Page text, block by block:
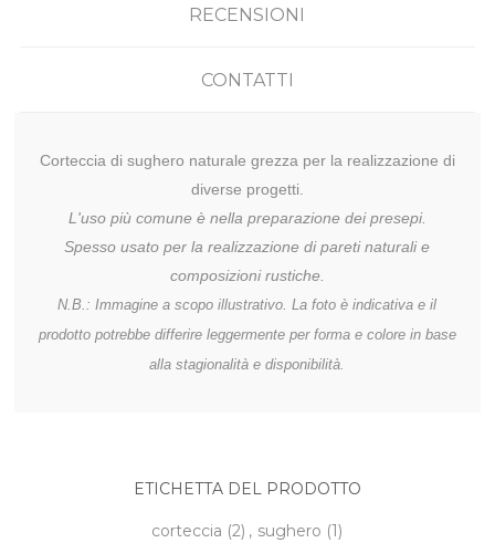
RECENSIONI
CONTATTI
Corteccia di sughero naturale grezza per la realizzazione di
diverse progetti.
L'uso più comune è nella preparazione dei presepi.
Spesso usato per la realizzazione di pareti naturali e
composizioni rustiche.
N.B.: Immagine a scopo illustrativo. La foto è indicativa e il
prodotto potrebbe differire leggermente per forma e colore in base
alla stagionalità e disponibilità.
ETICHETTA DEL PRODOTTO
corteccia (2) , sughero (1)